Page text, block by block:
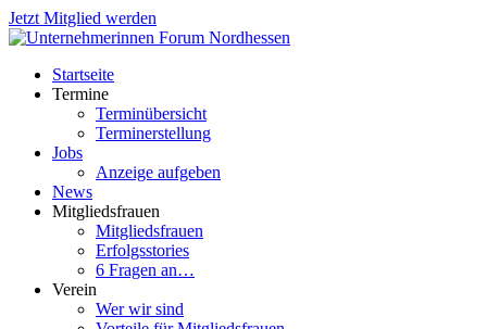
Jetzt Mitglied werden
Startseite
Termine
Terminübersicht
Terminerstellung
Jobs
Anzeige aufgeben
News
Mitgliedsfrauen
Mitgliedsfrauen
Erfolgsstories
6 Fragen an…
Verein
Wer wir sind